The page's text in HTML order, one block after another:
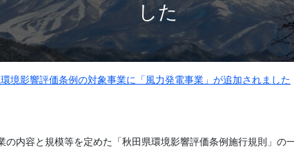
した
環境影響評価条例の対象事業に「風力発電事業」が追加されました
の内容と規模等を定めた「秋田県環境影響評価条例施行規則」の